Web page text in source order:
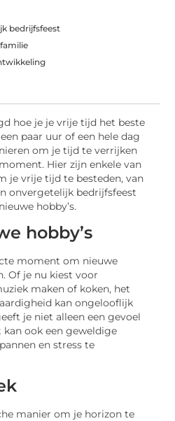
bedrijfsfeest
hoe je je vrije tijd het beste
paar uur of een hele dag
om je tijd te verrijken
Hier zijn enkele van
je vrije tijd te besteden, van
onvergetelijk bedrijfsfeest
hobby’s.
hobby’s
moment om nieuwe
Of je nu kiest voor
maken of koken, het
kan ongelooflijk
je niet alleen een gevoel
ook een geweldige
en stress te
manier om je horizon te